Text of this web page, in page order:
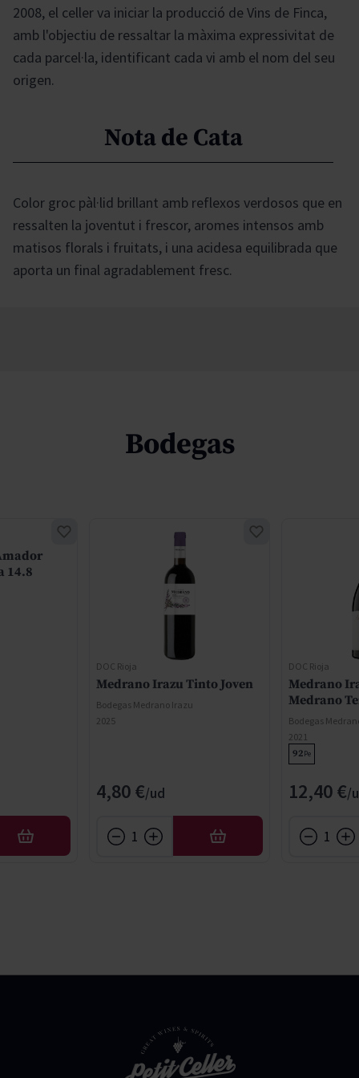
2008, el celler va iniciar la producció de Vins de Finca,
amb l'objectiu de ressaltar la màxima expressivitat de
cada parcel·la, identificant cada vi amb el nom del seu
origen.
Nota de Cata
Color groc pàl·lid brillant amb reflexos verdosos que en
ressalten la joventut i frescor, aromes intensos amb
matisos florals i fruitats, i una acidesa equilibrada que
aporta un final agradablement fresc.
Bodegas
14.8
AFEGIR
DOC Rioja
Medrano Irazu Tinto Joven
Bodegas Medrano Irazu
2025
4,80 €
AFEGIR
DOC Rioja
Medrano
Medrano
Bodegas
2021
92Pe
12,40 €